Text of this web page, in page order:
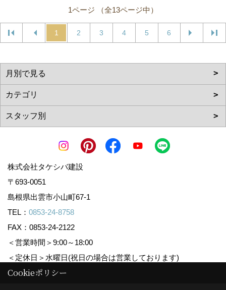
1ページ （全13ページ中）
1 2 3 4 5 6
株式会社タケシバ建設
〒693-0051
島根県出雲市小山町67-1
TEL： 0853-24-8758
FAX：0853-24-2122
＜営業時間＞9:00～18:00
＜定休日＞水曜日(祝日の場合は営業しております)
Cookieポリシー